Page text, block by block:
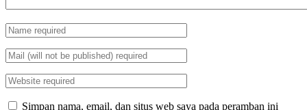
Simpan nama, email, dan situs web saya pada peramban ini